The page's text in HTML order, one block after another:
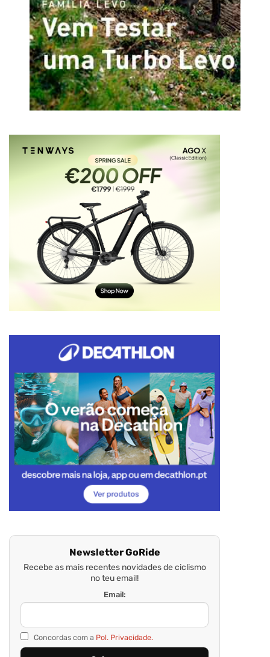
Newsletter GoRide
Recebe as mais recentes novidades de ciclismo
no teu email!
Email:
Concordas com a Pol. Privacidade.